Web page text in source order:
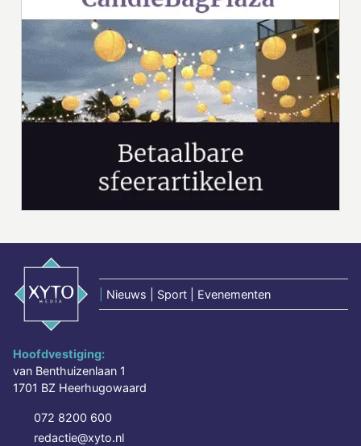
Nieuws | Sport | Evenementen
Hoofdvestiging:
van Benthuizenlaan 1
1701 BZ Heerhugowaard
072 8200 600
redactie@xyto.nl